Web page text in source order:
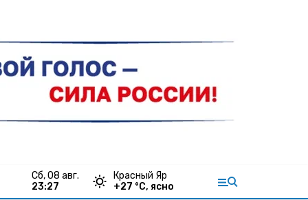
сб, 08 авг.
23:27
Красный Яр
+27 °С, ясно